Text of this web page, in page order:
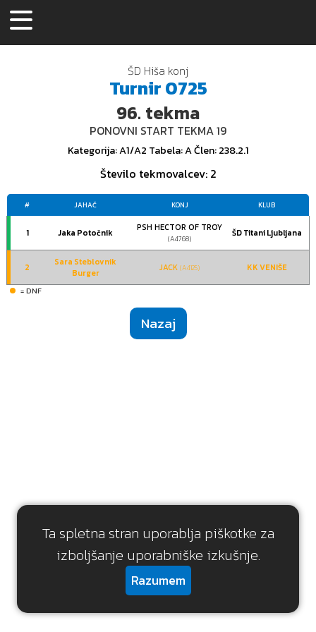
Ta spletna stran uporablja piškotke za
izboljšanje uporabniške izkušnje.
Razumem
ŠD Hiša konj
Turnir0725
96. tekma
PONOVNI START TEKMA 19
Kategorija: A1/A2 Tabela: AČlen: 238.2.1
Število tekmovalcev: 2
# JAHAČ KONJ KLUB
1 Jaka Potočnik PSH HECTOR OF TROY
(A4768)
ŠD Titani Ljubljana
2
Sara Steblovnik
Burger
JACK(A4125) KK VENIŠE
= DNF
Nazaj